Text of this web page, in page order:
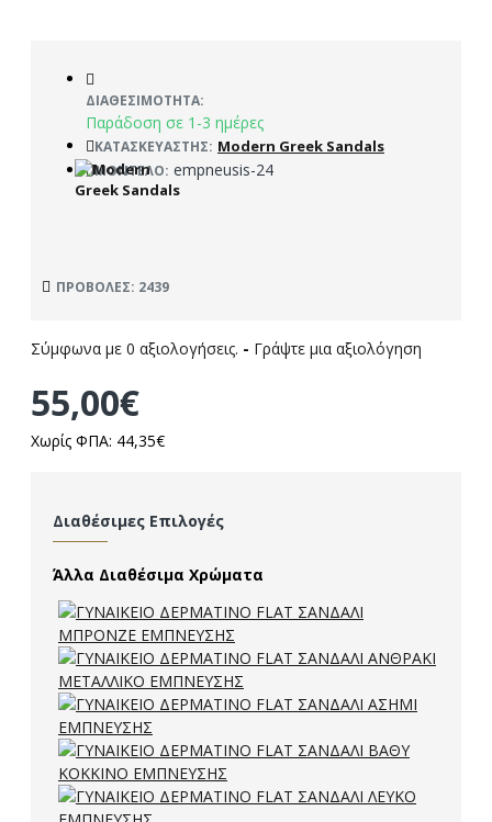
ΔΙΑΘΕΣΙΜΌΤΗΤΑ:
Παράδοση σε 1-3 ημέρες
ΚΑΤΑΣΚΕΥΑΣΤΉΣ: Modern Greek Sandals
ΜΟΝΤΈΛΟ: empneusis-24
ΠΡΟΒΟΛΈΣ: 2439
Σύμφωνα με 0 αξιολογήσεις. - Γράψτε μια αξιολόγηση
55,00€
Χωρίς ΦΠΑ: 44,35€
Διαθέσιμες Επιλογές
Άλλα Διαθέσιμα Χρώματα